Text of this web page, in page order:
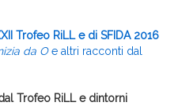
Trofeo RiLL e di SFIDA 2016
da Oe altri racconti dal
Trofeo RiLL e dintorni